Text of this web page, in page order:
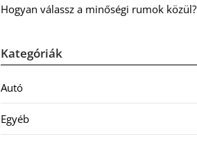
Hogyan válassz a minőségi rumok közül?
Kategóriák
Autó
Egyéb